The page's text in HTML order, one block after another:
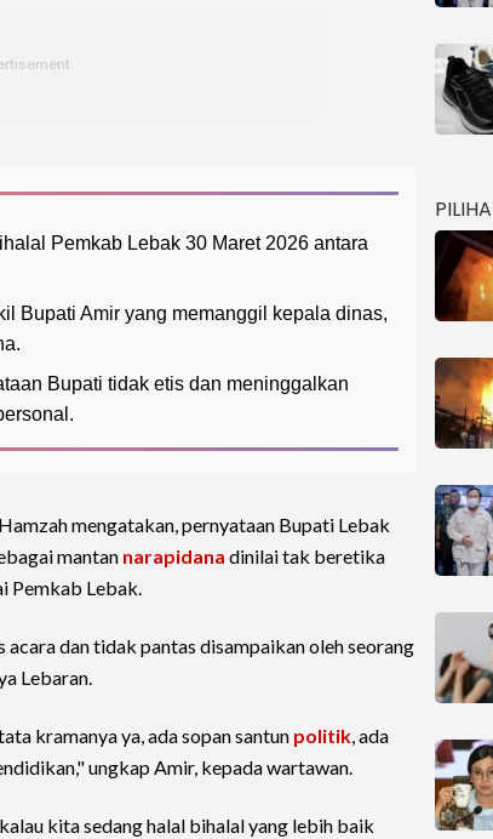
Pemkab Lebak 30 Maret 2026 antara
Bupati Amir yang memanggil kepala dinas,
Bupati tidak etis dan meninggalkan
mengatakan, pernyataan Bupati Lebak
mantan narapidana dinilai tak beretika
Pemkab Lebak.
dan tidak pantas disampaikan oleh seorang
Lebaran.
kramanya ya, ada sopan santun politik, ada
ungkap Amir, kepada wartawan.
kita sedang halal bihalal yang lebih baik